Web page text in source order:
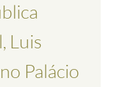
Luis
Palácio